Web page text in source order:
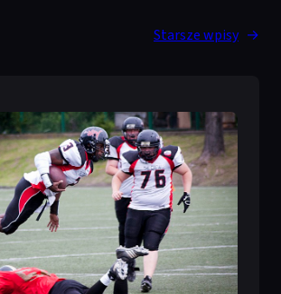
Starsze wpisy →